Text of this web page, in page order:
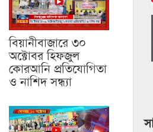
বিয়ানীবাজারে ৩০
অক্টোবর হিফজুল
কোরআনি প্রতিযোগিতা
ও নাশিদ সন্ধ্যা